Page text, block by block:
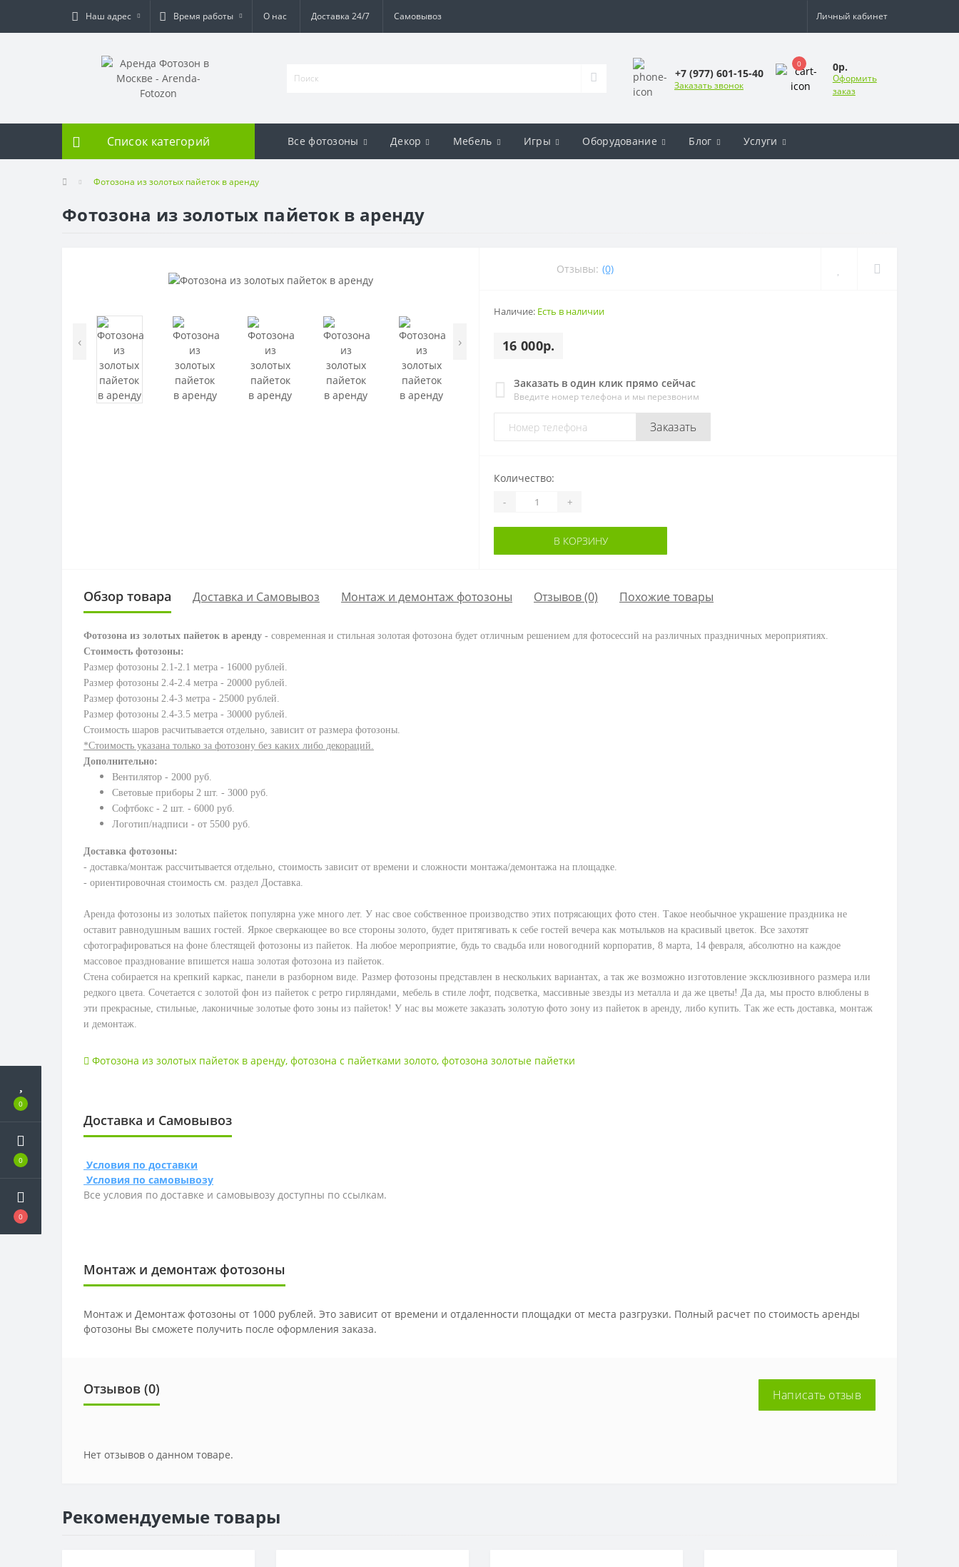
0
0
0
Наш адрес Время работы О нас Доставка 24/7 Самовывоз Личный кабинет
+7 (977) 601-15-40
Заказать звонок
0 0р.
Оформить
заказ
Список категорий Все фотозоны Декор Мебель Игры Оборудование Блог Услуги
Фотозона из золотых пайеток в аренду
Фотозона из золотых пайеток в аренду
‹ ›
Отзывы: (0)
Наличие: Есть в наличии
16 000р.
Заказать в один клик прямо сейчас
Введите номер телефона и мы перезвоним
Заказать
Количество:
- +
В КОРЗИНУ
Обзор товара Доставка и Самовывоз Монтаж и демонтаж фотозоны Отзывов (0) Похожие товары
Фотозона из золотых пайеток в аренду - современная и стильная золотая фотозона будет отличным решением для фотосессий на различных праздничных мероприятиях.
Стоимость фотозоны:
Размер фотозоны 2.1-2.1 метра - 16000 рублей.
Размер фотозоны 2.4-2.4 метра - 20000 рублей.
Размер фотозоны 2.4-3 метра - 25000 рублей.
Размер фотозоны 2.4-3.5 метра - 30000 рублей.
Стоимость шаров расчитывается отдельно, зависит от размера фотозоны.
*Стоимость указана только за фотозону без каких либо декораций.
Дополнительно:
Вентилятор - 2000 руб.
Световые приборы 2 шт. - 3000 руб.
Софтбокс - 2 шт. - 6000 руб.
Логотип/надписи - от 5500 руб.
Доставка фотозоны:
- доставка/монтаж рассчитывается отдельно, стоимость зависит от времени и сложности монтажа/демонтажа на площадке.
- ориентировочная стоимость см. раздел Доставка.
Аренда фотозоны из золотых пайеток популярна уже много лет. У нас свое собственное производство этих потрясающих фото стен. Такое необычное украшение праздника не
оставит равнодушным ваших гостей. Яркое сверкающее во все стороны золото, будет притягивать к себе гостей вечера как мотыльков на красивый цветок. Все захотят
сфотографироваться на фоне блестящей фотозоны из пайеток. На любое мероприятие, будь то свадьба или новогодний корпоратив, 8 марта, 14 февраля, абсолютно на каждое
массовое празднование впишется наша золотая фотозона из пайеток.
Стена собирается на крепкий каркас, панели в разборном виде. Размер фотозоны представлен в нескольких вариантах, а так же возможно изготовление эксклюзивного размера или
редкого цвета. Сочетается с золотой фон из пайеток с ретро гирляндами, мебель в стиле лофт, подсветка, массивные звезды из металла и да же цветы! Да да, мы просто влюблены в
эти прекрасные, стильные, лаконичные золотые фото зоны из пайеток! У нас вы можете заказать золотую фото зону из пайеток в аренду, либо купить. Так же есть доставка, монтаж
и демонтаж.
Фотозона из золотых пайеток в аренду, фотозона с пайетками золото, фотозона золотые пайетки
Доставка и Самовывоз
Условия по доставки
Условия по самовывозу
Все условия по доставке и самовывозу доступны по ссылкам.
Монтаж и демонтаж фотозоны
Монтаж и Демонтаж фотозоны от 1000 рублей. Это зависит от времени и отдаленности площадки от места разгрузки. Полный расчет по стоимость аренды
фотозоны Вы сможете получить после оформления заказа.
Отзывов (0) Написать отзыв
Нет отзывов о данном товаре.
Рекомендуемые товары